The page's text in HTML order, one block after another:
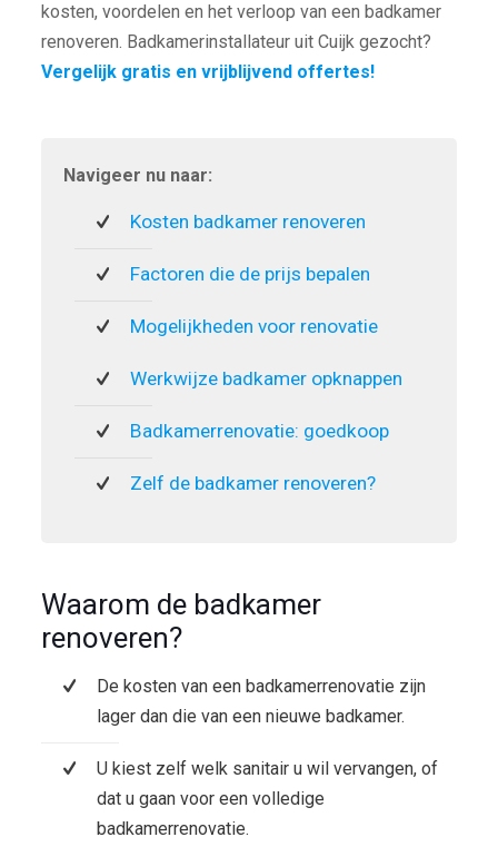
kosten, voordelen en het verloop van een badkamer
renoveren. Badkamerinstallateur uit Cuijk gezocht?
Vergelijk gratis en vrijblijvend offertes!
Navigeer nu naar:
Kosten badkamer renoveren
Factoren die de prijs bepalen
Mogelijkheden voor renovatie
Werkwijze badkamer opknappen
Badkamerrenovatie: goedkoop
Zelf de badkamer renoveren?
Waarom de badkamer
renoveren?
De kosten van een badkamerrenovatie zijn
lager dan die van een nieuwe badkamer.
U kiest zelf welk sanitair u wil vervangen, of
dat u gaan voor een volledige
badkamerrenovatie.